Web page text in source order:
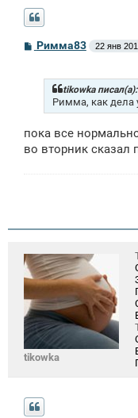
С
е
Римма83 22 янв
tikowka писал(а):
Римма, как дела
пока все
во вторник сказал
tikowka